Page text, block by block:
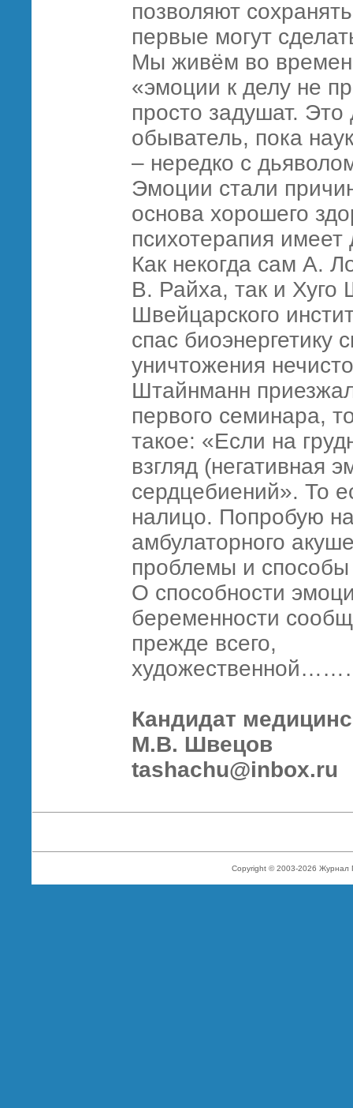
позволяют
первые могут
Мы живём во
«эмоции к делу не
просто задушат. Это
обыватель, пока
– нередко с
Эмоции стали
основа хорошего
психотерапия имеет
Как некогда сам А.
В. Райха, так и
Швейцарского
спас биоэнергетику
уничтожения
Штайнманн
первого семинара,
такое: «Если на
взгляд (негативная
сердцебиений». То
налицо. Попробую
амбулаторного
проблемы и
О способности
беременности
прежде всего,
Кандидат
М.В. Швецов
tashachu@inbox.ru
Copyright © 2003-2026 Журнал